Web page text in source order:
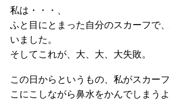
私は・・・、
ふと目にとまった自分のスカーフで
いました。
そしてこれが、大、大、大失敗。
この日からというもの、私がスカー
こにこしながら鼻水をかんでしまうよ